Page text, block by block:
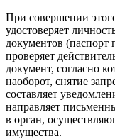
При совершении
удостоверяет
документов (паспорт
проверяет
документ, согласно
наоборот, снятие
составляет
направляет
в орган,
имущества.